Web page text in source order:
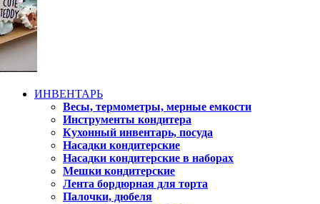
ИНВЕНТАРЬ
Весы, термометры, мерные емкости
Инструменты кондитера
Кухонный инвентарь, посуда
Насадки кондитерские
Насадки кондитерские в наборах
Мешки кондитерские
Лента бордюрная для торта
Палочки, дюбеля